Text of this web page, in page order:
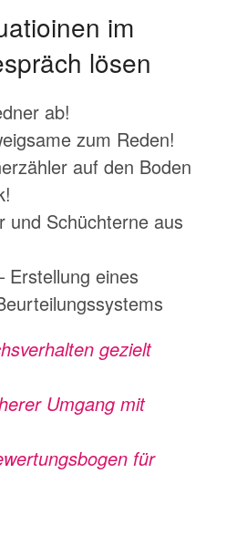
im
lösen
ab!
zum Reden!
auf den Boden
und Schüchterne aus
Erstellung eines
gezielt
Umgang mit
für